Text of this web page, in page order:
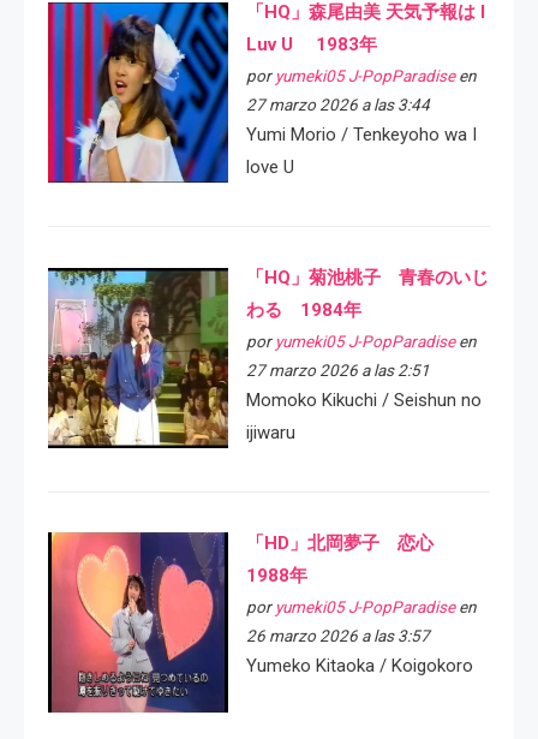
「HQ」森尾由美 天気予報は I
Luv U 1983年
por yumeki05 J-PopParadiseen
27 marzo 2026 a las 3:44
Yumi Morio / Tenkeyoho wa I
love U
「HQ」菊池桃子 青春のいじ
わる 1984年
por yumeki05 J-PopParadiseen
27 marzo 2026 a las 2:51
Momoko Kikuchi / Seishun no
ijiwaru
「HD」北岡夢子 恋心
1988年
por yumeki05 J-PopParadiseen
26 marzo 2026 a las 3:57
Yumeko Kitaoka / Koigokoro